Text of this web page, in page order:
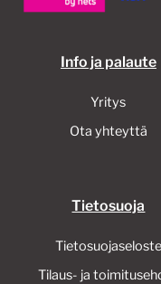
Info ja palaute
Yritys
Ota yhteyttä
Tietosuoja
Tietosuojaseloste
Tilaus- ja